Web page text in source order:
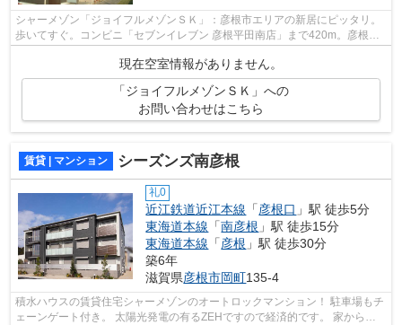
シャーメゾン「ジョイフルメゾンＳＫ」：彦根市エリアの新居にピッタリ。
歩いてすぐ。コンビニ「セブンイレブン 彦根平田南店」まで420m。彦根市
にお引っ越しが決まったら、住まい探し...
現在空室情報がありません。
「ジョイフルメゾンＳＫ」への
お問い合わせはこちら
賃貸 | マンション シーズンズ南彦根
礼0
近江鉄道近江本線 「彦根口 」駅 徒歩5分
東海道本線 「南彦根 」駅 徒歩15分
東海道本線 「彦根 」駅 徒歩30分
築6年
滋賀県彦根市岡町135-4
積水ハウスの賃貸住宅シャーメゾンのオートロックマンション！ 駐車場もチ
ェーンゲート付き。 太陽光発電の有るZEHですので経済的です。 家から